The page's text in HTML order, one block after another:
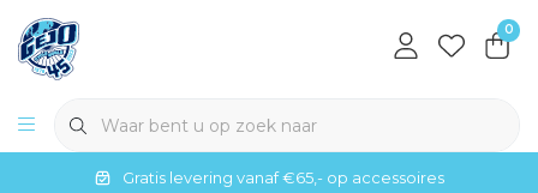
0
Gratis levering vanaf €65,- op accessoires